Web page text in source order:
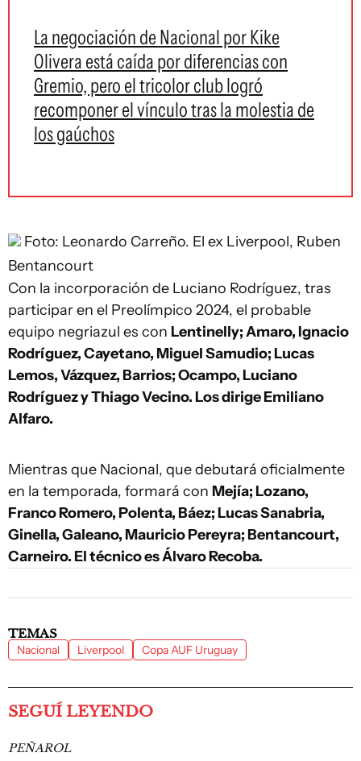
La negociación de Nacional por Kike
Olivera está caída por diferencias con
Gremio, pero el tricolor club logró
recomponer el vínculo tras la molestia de
los gaúchos
Foto: Leonardo Carreño. El ex Liverpool, Ruben
Bentancourt
Con la incorporación de Luciano Rodríguez, tras
participar en el Preolímpico 2024, el probable
equipo negriazul es con Lentinelly; Amaro, Ignacio
Rodríguez, Cayetano, Miguel Samudio; Lucas
Lemos, Vázquez, Barrios; Ocampo, Luciano
Rodríguez y Thiago Vecino. Los dirige Emiliano
Alfaro.
Mientras que Nacional, que debutará oficialmente
en la temporada, formará con Mejía; Lozano,
Franco Romero, Polenta, Báez; Lucas Sanabria,
Ginella, Galeano, Mauricio Pereyra; Bentancourt,
Carneiro. El técnico es Álvaro Recoba.
TEMAS
Nacional Liverpool Copa AUF Uruguay
SEGUÍ LEYENDO
PEÑAROL